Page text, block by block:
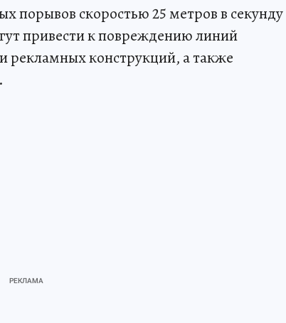
порывов скоростью 25 метров в секунду
привести к повреждению линий
рекламных конструкций, а также